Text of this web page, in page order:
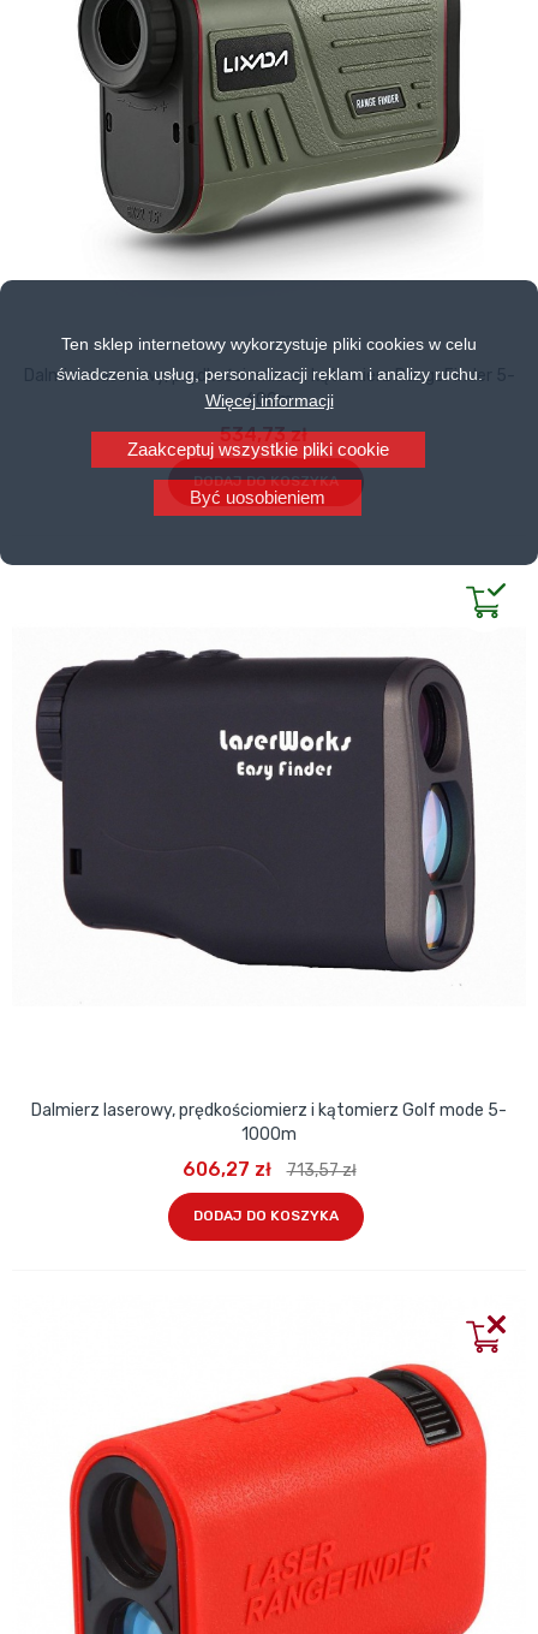
Ten sklep internetowy wykorzystuje pliki cookies w celu
świadczenia usług, personalizacji reklam i analizy ruchu.
Więcej informacji
Zaakceptuj wszystkie pliki cookie
Być uosobieniem
Dalmierz laserowy, prędkościomierz i kątomierz RangeFinder 5-
600m
534,73 zł
DODAJ DO KOSZYKA
Dalmierz laserowy, prędkościomierz i kątomierz Golf mode 5-
1000m
606,27 zł 713,57 zł
DODAJ DO KOSZYKA